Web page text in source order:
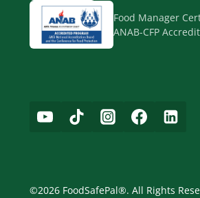
Food Manager
ANAB-CFP
©2026 FoodSafePal®. All Rights